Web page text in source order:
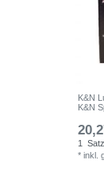
K&N
K&N
1 Satz
*inkl.